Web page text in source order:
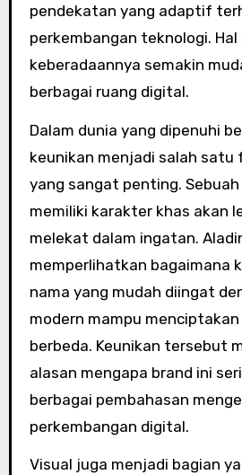
pendekatan yang adaptif
perkembangan teknologi.
keberadaannya semakin
berbagai ruang digital.
Dalam dunia yang dipenuhi
keunikan menjadi salah satu
yang sangat penting.
memiliki karakter khas akan
melekat dalam ingatan.
memperlihatkan bagaimana
nama yang mudah diingat
modern mampu
berbeda. Keunikan tersebut
alasan mengapa brand ini
berbagai pembahasan
perkembangan digital.
Visual juga menjadi bagian